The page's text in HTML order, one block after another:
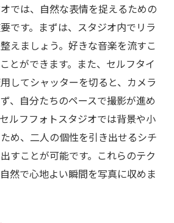
トな空間を確保するポイント
トスタジオでのリラックスの極
時間を最大限に楽しむコツ
表現できる空間作り
気にせず楽しむ心構え
トスタジオでの自由な撮影スタ
タジオを使ってカップルの親密
では、自然な表情を捉えるための
です。まずは、スタジオ内でリラ
えましょう。好きな音楽を流すこ
とができます。また、セルフタイ
してシャッターを切ると、カメラ
、自分たちのペースで撮影が進め
ルフフォトスタジオでは背景や小
め、二人の個性を引き出せるシチ
すことが可能です。これらのテク
然で心地よい瞬間を写真に収めま